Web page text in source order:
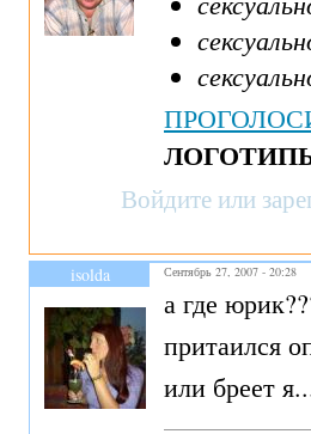
Войдите или
isolda Сентябрь 27, 2007 - 20:28
а где
притаился
или бреет